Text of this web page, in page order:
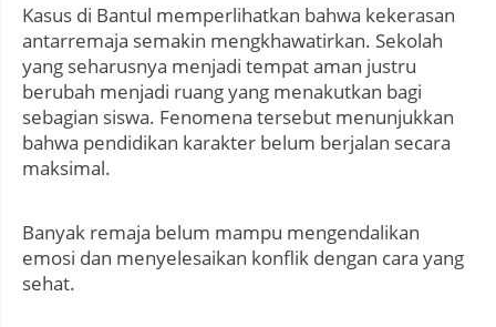
Kasus di Bantul memperlihatkan bahwa kekerasan
antarremaja semakin mengkhawatirkan. Sekolah
yang seharusnya menjadi tempat aman justru
berubah menjadi ruang yang menakutkan bagi
sebagian siswa. Fenomena tersebut menunjukkan
bahwa pendidikan karakter belum berjalan secara
maksimal.
Banyak remaja belum mampu mengendalikan
emosi dan menyelesaikan konflik dengan cara yang
sehat.